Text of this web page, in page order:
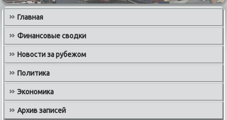
Главная
Финансовые сводки
Новости за рубежом
Политика
Экономика
Архив записей